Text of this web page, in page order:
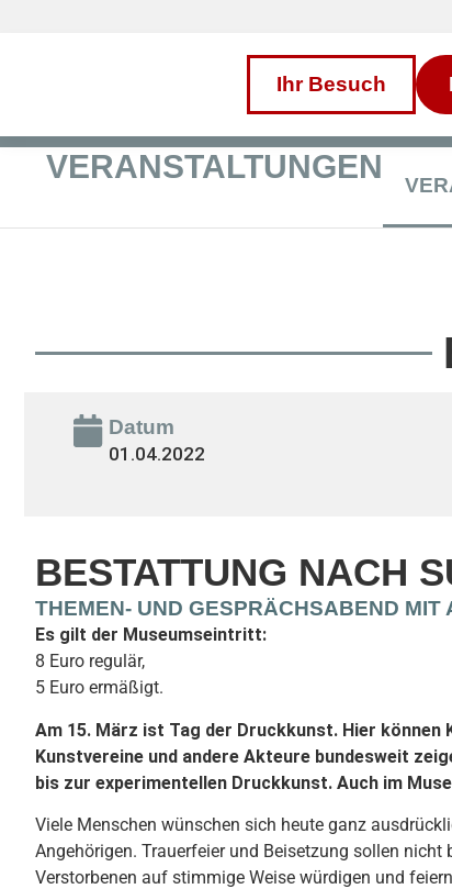
Ihr Besuch
VERANSTALTUNGEN
Datum
01.04.2022
BESTATTUNG NACH
THEMEN- UND GESPRÄCHSABEND
Es gilt der Museumseintritt:
8 Euro regulär,
5 Euro ermäßigt.
Am 15. März ist Tag der Druckkunst. Hier
Kunstvereine und andere Akteure bundesweit
bis zur experimentellen Druckkunst. Auch im
Viele Menschen wünschen sich heute ganz
Angehörigen. Trauerfeier und Beisetzung sollen
Verstorbenen auf stimmige Weise würdigen und